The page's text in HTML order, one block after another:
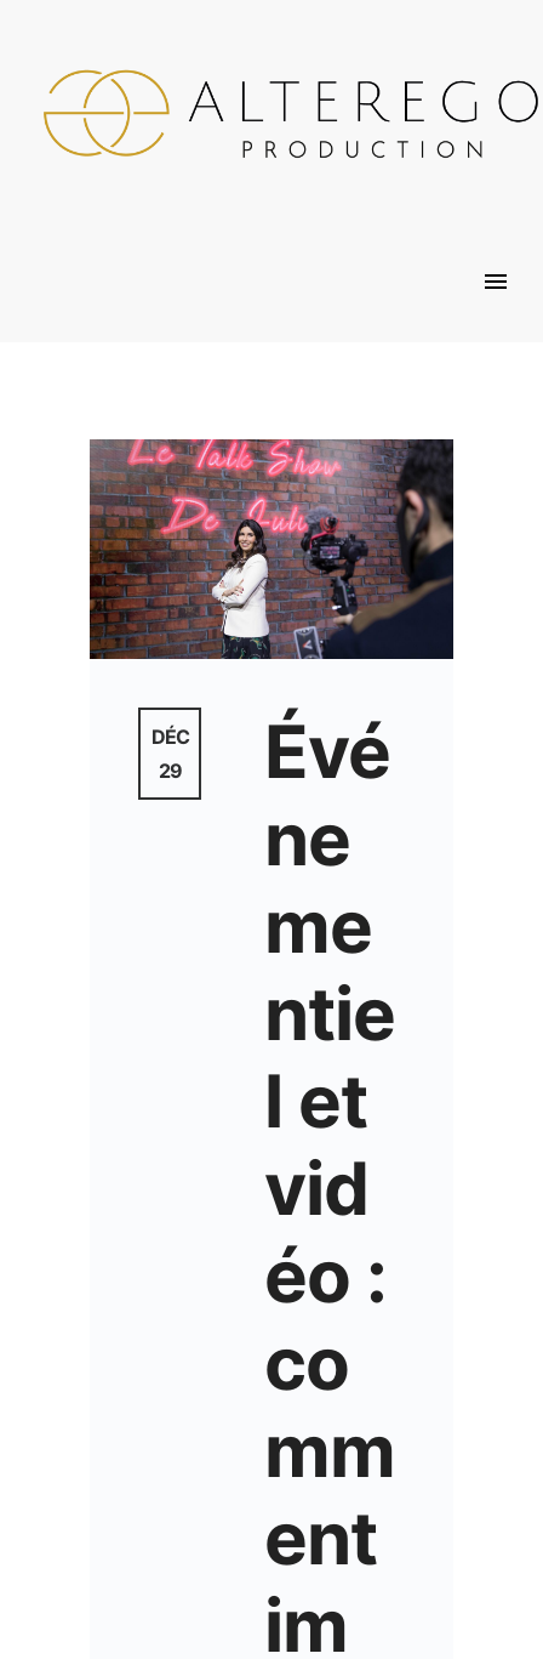
DÉC
29
Évé
ne
me
ntie
l et
vid
éo :
co
mm
ent
im